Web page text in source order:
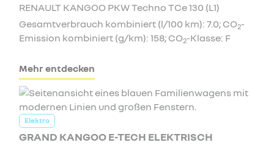
RENAULT KANGOO PKW Techno TCe 130 (L1)
Gesamtverbrauch kombiniert (l/100 km): 7.0; CO2-
Emission kombiniert (g/km): 158; CO2-Klasse: F
Mehr entdecken
Elektro
GRAND KANGOO E-TECH ELEKTRISCH